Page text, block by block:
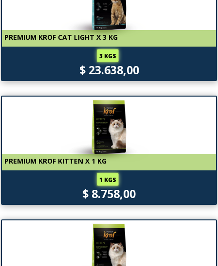
PREMIUM KROF CAT LIGHT X 3 KG
3 KGS
$ 23.638,00
PREMIUM KROF KITTEN X 1 KG
1 KGS
$ 8.758,00